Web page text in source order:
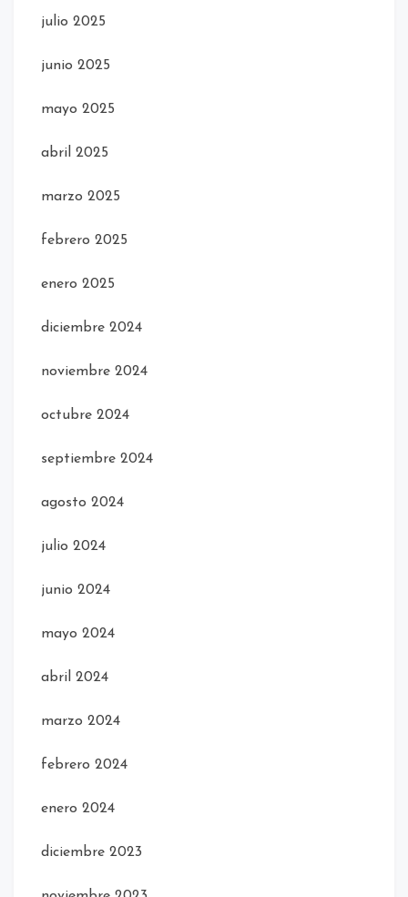
julio 2025
junio 2025
mayo 2025
abril 2025
marzo 2025
febrero 2025
enero 2025
diciembre 2024
noviembre 2024
octubre 2024
septiembre 2024
agosto 2024
julio 2024
junio 2024
mayo 2024
abril 2024
marzo 2024
febrero 2024
enero 2024
diciembre 2023